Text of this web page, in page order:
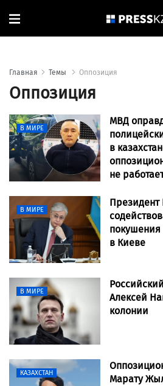
Главная Темы Оппозиция
Оппозиция
В МИРЕ
МВД
в
не
В МИРЕ
Президент
покушения
в Киеве
В МИРЕ
Алексей
колонии
КАЗАХСТАН
Марату